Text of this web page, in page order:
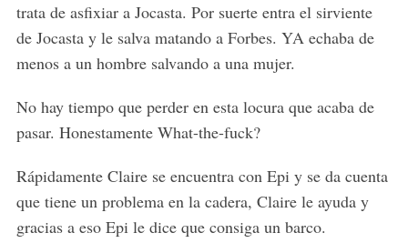
trata de asfixiar a Jocasta. Por suerte entra el sirviente
de Jocasta y le salva matando a Forbes. YA echaba de
menos a un hombre salvando a una mujer.
No hay tiempo que perder en esta locura que acaba de
pasar. Honestamente What-the-fuck?
Rápidamente Claire se encuentra con Epi y se da cuenta
que tiene un problema en la cadera, Claire le ayuda y
gracias a eso Epi le dice que consiga un barco.
: